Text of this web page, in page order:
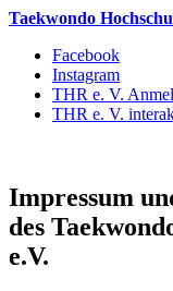
Taekwondo
Facebook
Instagram
THR e. V.
THR e. V.
Impressum
des
e.V.